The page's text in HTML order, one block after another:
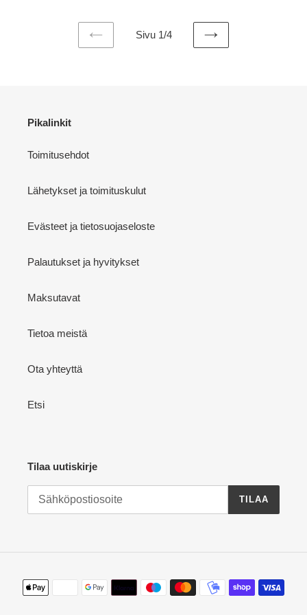
EDELLINEN
Sivu 1/4
SEURAAVA
Pikalinkit
Toimitusehdot
Lähetykset ja toimituskulut
Evästeet ja tietosuojaseloste
Palautukset ja hyvitykset
Maksutavat
Tietoa meistä
Ota yhteyttä
Etsi
Tilaa uutiskirje
TILAA
Maksutavat